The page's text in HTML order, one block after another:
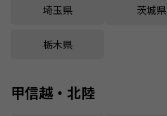
埼玉県 茨城県
栃木県
甲信越・北陸